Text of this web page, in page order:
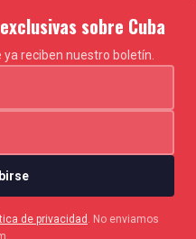
sobre Cuba
reciben nuestro boletín.
de privacidad
. No enviamos